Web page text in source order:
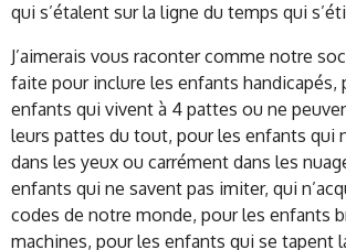
qui s’étalent sur la ligne du temps qui
J’aimerais vous raconter comme notre
faite pour inclure les enfants handicapés,
enfants qui vivent à 4 pattes ou ne
leurs pattes du tout, pour les enfants qui
dans les yeux ou carrément dans les
enfants qui ne savent pas imiter, qui
codes de notre monde, pour les enfants
machines, pour les enfants qui se tapent